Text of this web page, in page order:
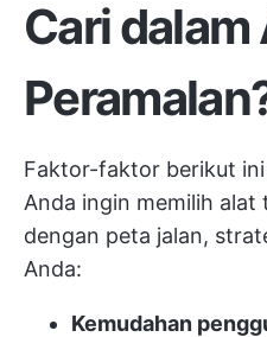
Cari dalam
Faktor-faktor berikut
Anda ingin memilih alat
dengan peta jalan,
Anda:
Kemudahan